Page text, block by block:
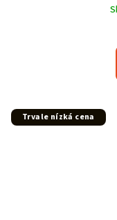
Trvale nízká cena